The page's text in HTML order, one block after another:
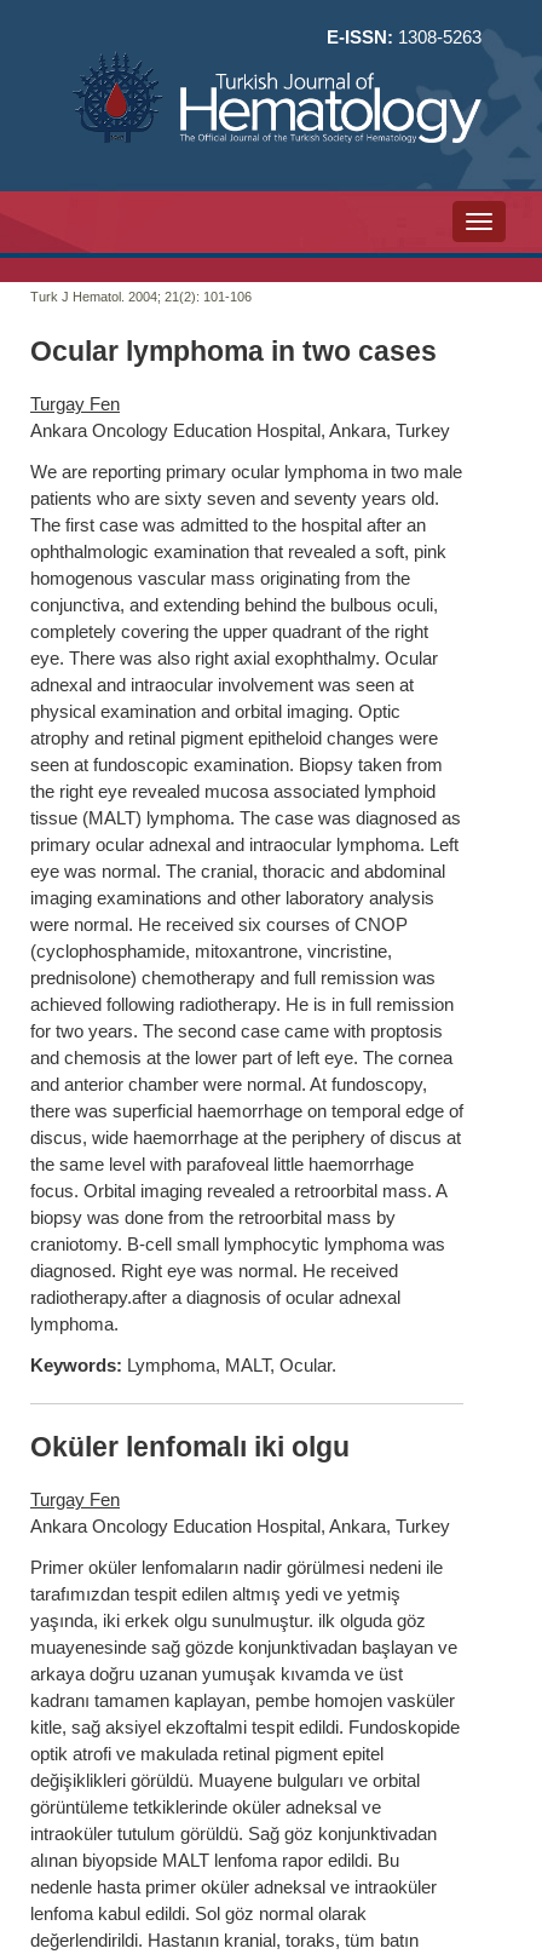
E-ISSN: 1308-5263
Toggle
Turk J Hematol. 2004; 21(2): 101-106
Ocular lymphoma in two cases
Turgay Fen
Ankara Oncology Education Hospital, Ankara, Turkey
We are reporting primary ocular lymphoma in two male
patients who are sixty seven and seventy years old.
The first case was admitted to the hospital after an
ophthalmologic examination that revealed a soft, pink
homogenous vascular mass originating from the
conjunctiva, and extending behind the bulbous oculi,
completely covering the upper quadrant of the right
eye. There was also right axial exophthalmy. Ocular
adnexal and intraocular involvement was seen at
physical examination and orbital imaging. Optic
atrophy and retinal pigment epitheloid changes were
seen at fundoscopic examination. Biopsy taken from
the right eye revealed mucosa associated lymphoid
tissue (MALT) lymphoma. The case was diagnosed as
primary ocular adnexal and intraocular lymphoma. Left
eye was normal. The cranial, thoracic and abdominal
imaging examinations and other laboratory analysis
were normal. He received six courses of CNOP
(cyclophosphamide, mitoxantrone, vincristine,
prednisolone) chemotherapy and full remission was
achieved following radiotherapy. He is in full remission
for two years. The second case came with proptosis
and chemosis at the lower part of left eye. The cornea
and anterior chamber were normal. At fundoscopy,
there was superficial haemorrhage on temporal edge of
discus, wide haemorrhage at the periphery of discus at
the same level with parafoveal little haemorrhage
focus. Orbital imaging revealed a retroorbital mass. A
biopsy was done from the retroorbital mass by
craniotomy. B-cell small lymphocytic lymphoma was
diagnosed. Right eye was normal. He received
radiotherapy.after a diagnosis of ocular adnexal
lymphoma.
Keywords: Lymphoma, MALT, Ocular.
Oküler lenfomalı iki olgu
Turgay Fen
Ankara Oncology Education Hospital, Ankara, Turkey
Primer oküler lenfomaların nadir görülmesi nedeni ile
tarafımızdan tespit edilen altmış yedi ve yetmiş
yaşında, iki erkek olgu sunulmuştur. ilk olguda göz
muayenesinde sağ gözde konjunktivadan başlayan ve
arkaya doğru uzanan yumuşak kıvamda ve üst
kadranı tamamen kaplayan, pembe homojen vasküler
kitle, sağ aksiyel ekzoftalmi tespit edildi. Fundoskopide
optik atrofi ve makulada retinal pigment epitel
değişiklikleri görüldü. Muayene bulguları ve orbital
görüntüleme tetkiklerinde oküler adneksal ve
intraoküler tutulum görüldü. Sağ göz konjunktivadan
alınan biyopside MALT lenfoma rapor edildi. Bu
nedenle hasta primer oküler adneksal ve intraoküler
lenfoma kabul edildi. Sol göz normal olarak
değerlendirildi. Hastanın kranial, toraks, tüm batın